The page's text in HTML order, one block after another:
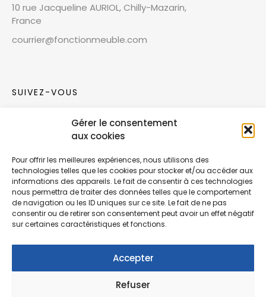
Gérer le consentement
aux cookies
Pour offrir les meilleures expériences, nous utilisons des
technologies telles que les cookies pour stocker et/ou accéder aux
informations des appareils. Le fait de consentir à ces technologies
nous permettra de traiter des données telles que le comportement
de navigation ou les ID uniques sur ce site. Le fait de ne pas
consentir ou de retirer son consentement peut avoir un effet négatif
sur certaines caractéristiques et fonctions.
Accepter
Refuser
10 rue Jacqueline AURIOL, Chilly-Mazarin,
France
courrier@fonctionmeuble.com
SUIVEZ-VOUS
Rejoignez notre communauté sur les réseaux
Nouvelles collections, vie de l’équipe ou
inspirations : soyez informés de nos dernières
actualités.
© Copyright Fonction Meuble